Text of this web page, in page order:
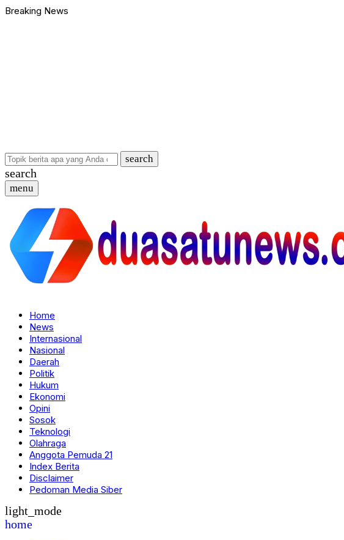
Breaking News
search
search
menu
Home
News
Internasional
Nasional
Daerah
Politik
Hukum
Ekonomi
Opini
Sosok
Teknologi
Olahraga
Anggota Pemuda 21
Index Berita
Disclaimer
Pedoman Media Siber
light_mode
home